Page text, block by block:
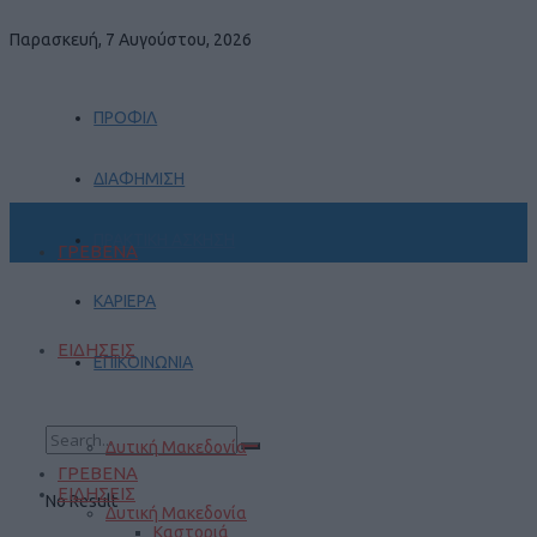
Παρασκευή, 7 Αυγούστου, 2026
ΠΡΟΦΙΛ
ΔΙΑΦΗΜΙΣΗ
ΚΑΡΙΕΡΑ
ΕΠΙΚΟΙΝΩΝΙΑ
No Result
ΓΡΕΒΕΝΑ
ΕΙΔΗΣΕΙΣ
Δυτική Μακεδονία
ΓΡΕΒΕΝΑ
ΕΙΔΗΣΕΙΣ
Δυτική Μακεδονία
Καστοριά